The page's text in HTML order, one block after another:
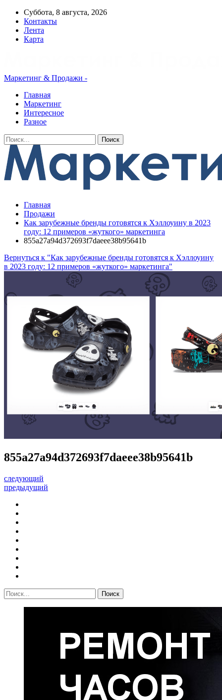
Суббота, 8 августа, 2026
Контакты
Лента
Карта
Маркетинг & Продажи -
Главная
Маркетинг
Интересное
Разное
Главная
Продажи
Как зарубежные бренды готовятся к Хэллоуину в 2023
году: 12 примеров «жуткого» маркетинга
855a27a94d372693f7daeee38b95641b
Вернуться к "Как зарубежные бренды готовятся к Хэллоуину
в 2023 году: 12 примеров «жуткого» маркетинга"
855a27a94d372693f7daeee38b95641b
следующий
предыдущий